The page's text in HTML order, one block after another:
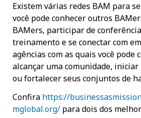
Existem várias redes BAM para
você pode conhecer outros
BAMers, participar de
treinamento e se conectar com
agências com as quais você pode
alcançar uma comunidade, iniciar
ou fortalecer seus conjuntos de
Confira https://
mglobal.org/ para dois dos